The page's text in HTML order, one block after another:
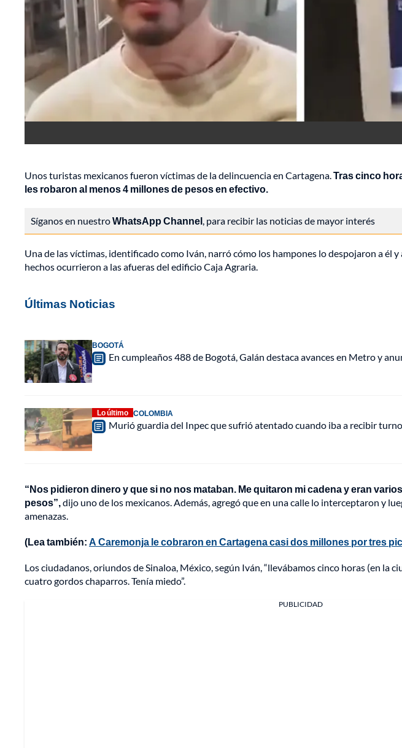
Unos turistas mexicanos fueron víctimas de la delincuencia en Cartagena.Tras cinco
les robaron al menos 4 millones de pesos en efectivo.
Síganos en nuestroWhatsApp Channel, para recibir las noticias de mayor interés
Una de las víctimas, identificado como Iván, narró cómo los hampones lo despojaron a él
hechos ocurrieron a las afueras del edificio Caja Agraria.
Últimas Noticias
BOGOTÁ
En cumpleaños 488 de Bogotá, Galán destaca avances en Metro y
Lo último COLOMBIA
Murió guardia del Inpec que sufrió atentado cuando iba a recibir
“Nos pidieron dinero y que si no nos mataban. Me quitaron mi cadena y eran
pesos”,dijo uno de los mexicanos. Además, agregó que en una calle lo interceptaron y
amenazas.
(Lea también: A Caremonja le cobraron en Cartagena casi dos millones por tres
Los ciudadanos, oriundos de Sinaloa, México, según Iván, “llevábamos cinco horas (en la
cuatro gordos chaparros. Tenía miedo”.
PUBLICIDAD